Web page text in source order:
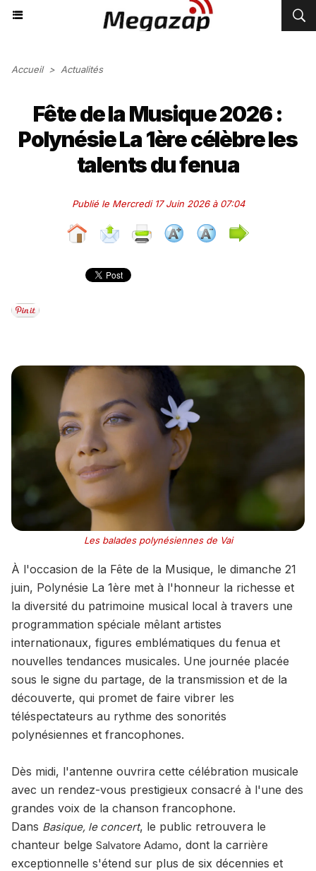
Accueil > Actualités
Fête de la Musique 2026 :
Polynésie La 1ère célèbre les
talents du fenua
Publié le Mercredi 17 Juin 2026 à 07:04
Les balades polynésiennes de Vai
À l'occasion de la Fête de la Musique, le dimanche 21
juin, Polynésie La 1ère met à l'honneur la richesse et
la diversité du patrimoine musical local à travers une
programmation spéciale mêlant artistes
internationaux, figures emblématiques du fenua et
nouvelles tendances musicales. Une journée placée
sous le signe du partage, de la transmission et de la
découverte, qui promet de faire vibrer les
téléspectateurs au rythme des sonorités
polynésiennes et francophones.
Dès midi, l'antenne ouvrira cette célébration musicale
avec un rendez-vous prestigieux consacré à l'une des
grandes voix de la chanson francophone.
Dans Basique, le concert, le public retrouvera le
chanteur belge Salvatore Adamo, dont la carrière
exceptionnelle s'étend sur plus de six décennies et